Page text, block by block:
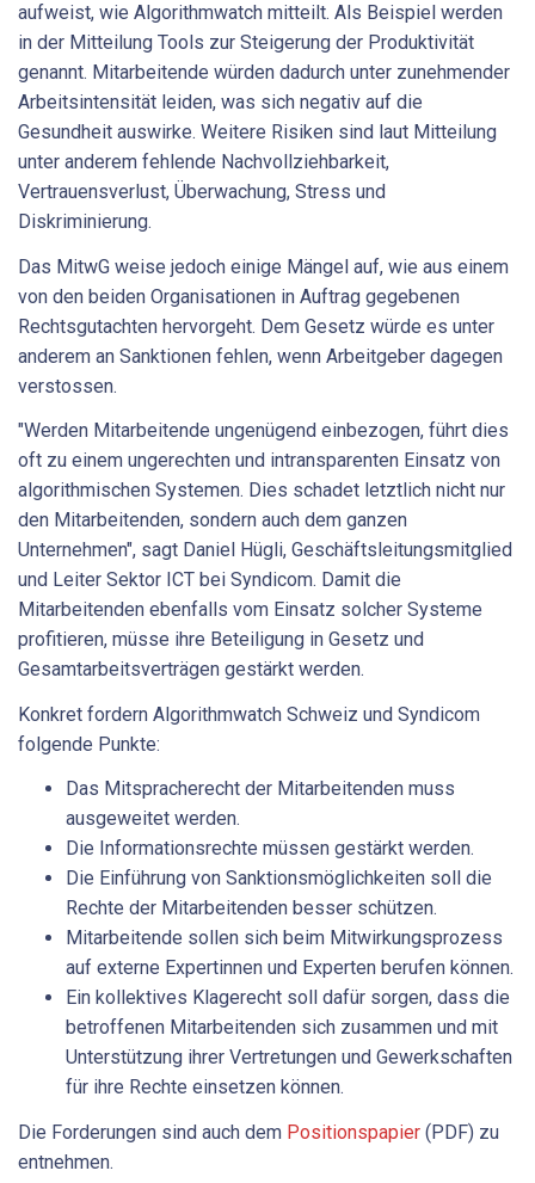
aufweist, wie Algorithmwatch mitteilt. Als Beispiel werden
in der Mitteilung Tools zur Steigerung der Produktivität
genannt. Mitarbeitende würden dadurch unter zunehmender
Arbeitsintensität leiden, was sich negativ auf die
Gesundheit auswirke. Weitere Risiken sind laut Mitteilung
unter anderem fehlende Nachvollziehbarkeit,
Vertrauensverlust, Überwachung, Stress und
Diskriminierung.
Das MitwG weise jedoch einige Mängel auf, wie aus einem
von den beiden Organisationen in Auftrag gegebenen
Rechtsgutachten hervorgeht. Dem Gesetz würde es unter
anderem an Sanktionen fehlen, wenn Arbeitgeber dagegen
verstossen.
"Werden Mitarbeitende ungenügend einbezogen, führt dies
oft zu einem ungerechten und intransparenten Einsatz von
algorithmischen Systemen. Dies schadet letztlich nicht nur
den Mitarbeitenden, sondern auch dem ganzen
Unternehmen", sagt Daniel Hügli, Geschäftsleitungsmitglied
und Leiter Sektor ICT bei Syndicom. Damit die
Mitarbeitenden ebenfalls vom Einsatz solcher Systeme
profitieren, müsse ihre Beteiligung in Gesetz und
Gesamtarbeitsverträgen gestärkt werden.
Konkret fordern Algorithmwatch Schweiz und Syndicom
folgende Punkte:
Das Mitspracherecht der Mitarbeitenden muss
ausgeweitet werden.
Die Informationsrechte müssen gestärkt werden.
Die Einführung von Sanktionsmöglichkeiten soll die
Rechte der Mitarbeitenden besser schützen.
Mitarbeitende sollen sich beim Mitwirkungsprozess
auf externe Expertinnen und Experten berufen können.
Ein kollektives Klagerecht soll dafür sorgen, dass die
betroffenen Mitarbeitenden sich zusammen und mit
Unterstützung ihrer Vertretungen und Gewerkschaften
für ihre Rechte einsetzen können.
Die Forderungen sind auch dem Positionspapier (PDF) zu
entnehmen.